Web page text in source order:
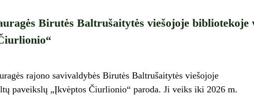
Birutės Baltrušaitytės viešojoje bibliotekoje
rajono savivaldybės Birutės Baltrušaitytės viešojoje
paveikslų „Įkvėptos Čiurlionio“ paroda. Ji veiks iki 2026 m.